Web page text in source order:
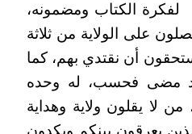
لفكرة الكتاب ومضمونه،
على الولاية من ثلاثة
أن نقتدي بهم، كما
قد مضى فحسب، له وحده
لا يقلون ولاية وهداية